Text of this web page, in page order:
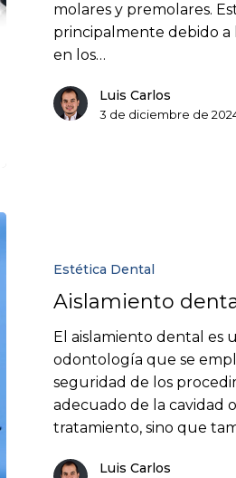
molares y premolares.
principalmente debido a
en los…
Luis Carlos
3 de diciembre de
Estética Dental
Aislamiento
El aislamiento dental es
odontología que se
seguridad de los
adecuado de la cavidad
tratamiento, sino que
Luis Carlos